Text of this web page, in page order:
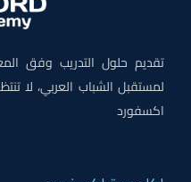
تقديم حلول التدريب وفق
لمستقبل الشباب العربي، لا
اكسفورد